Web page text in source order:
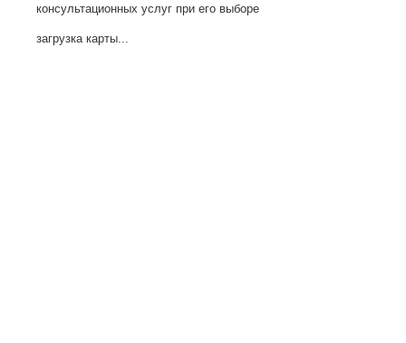
консультационных услуг при его выборе
загрузка карты...